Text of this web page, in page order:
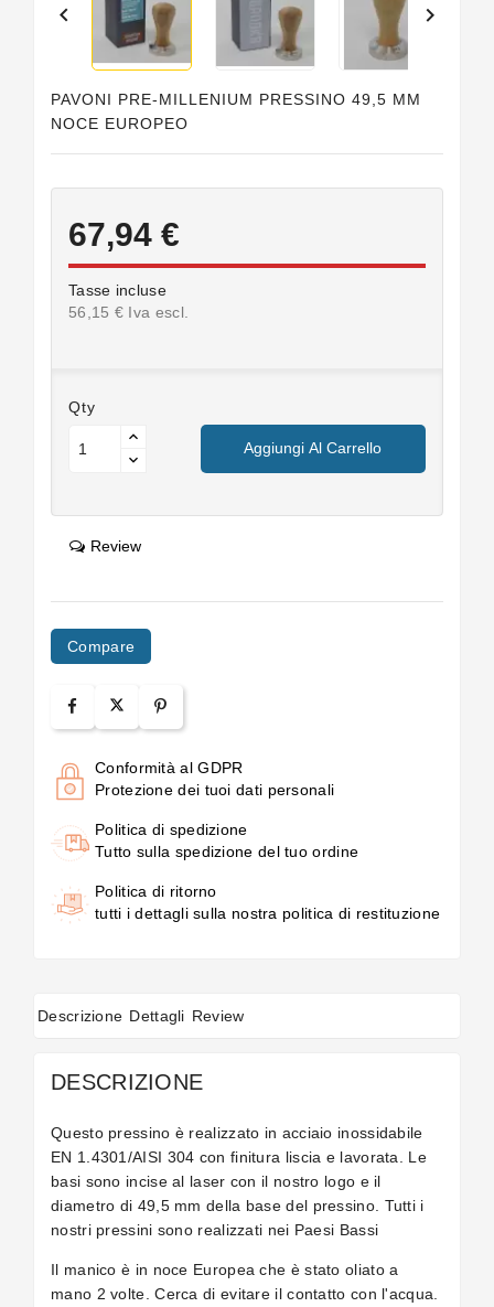
 
PAVONI PRE-MILLENIUM PRESSINO 49,5 MM
NOCE EUROPEO
67,94 €
Tasse incluse
56,15 € Iva escl.
Qty
Aggiungi Al Carrello
Review
Compare
Conformità al GDPR
Protezione dei tuoi dati personali
Politica di spedizione
Tutto sulla spedizione del tuo ordine
Politica di ritorno
tutti i dettagli sulla nostra politica di restituzione
Descrizione Dettagli Review
DESCRIZIONE
Questo pressino è realizzato in acciaio inossidabile
EN 1.4301/AISI 304 con finitura liscia e lavorata. Le
basi sono incise al laser con il nostro logo e il
diametro di 49,5 mm della base del pressino. Tutti i
nostri pressini sono realizzati nei Paesi Bassi
Il manico è in noce Europea che è stato oliato a
mano 2 volte. Cerca di evitare il contatto con l'acqua.